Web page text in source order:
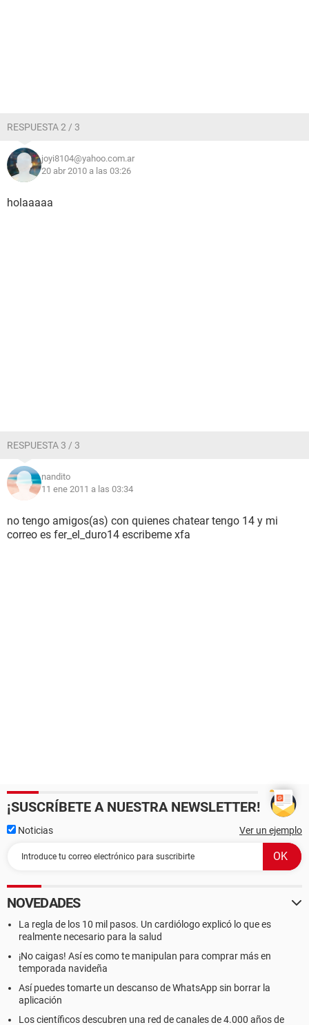
RESPUESTA 2 / 3
joyi8104@yahoo.com.ar
20 abr 2010 a las 03:26
holaaaaa
RESPUESTA 3 / 3
nandito
11 ene 2011 a las 03:34
no tengo amigos(as) con quienes chatear tengo 14 y mi
correo es fer_el_duro14 escribeme xfa
¡SUSCRÍBETE A NUESTRA NEWSLETTER!
Noticias Ver un ejemplo
NOVEDADES
La regla de los 10 mil pasos. Un cardiólogo explicó lo que es
realmente necesario para la salud
¡No caigas! Así es como te manipulan para comprar más en
temporada navideña
Así puedes tomarte un descanso de WhatsApp sin borrar la
aplicación
Los científicos descubren una red de canales de 4.000 años de